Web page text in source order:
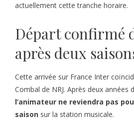
actuellement cette tranche horaire.
Départ confirmé
après deux
Cette arrivée sur France Inter
Combal de NRJ. Après deux années
l’animateur ne reviendra pas
saison sur la station musicale.